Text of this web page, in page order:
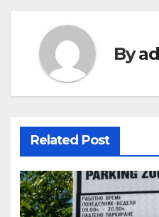
By
Related Post